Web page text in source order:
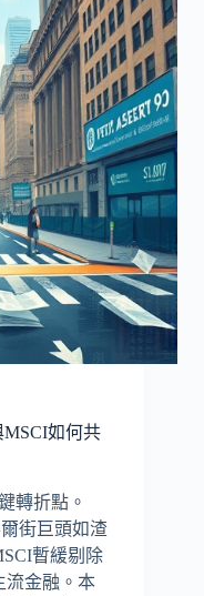
如何共
轉折點。
街巨頭如渣
暫緩剔除
流金融。本